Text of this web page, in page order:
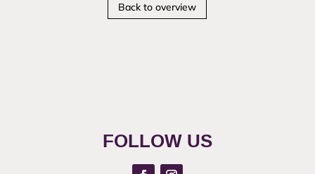
Back to overview
FOLLOW US